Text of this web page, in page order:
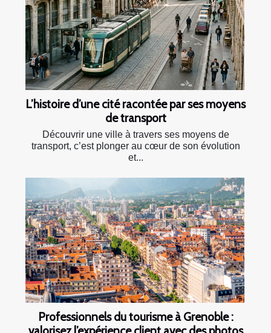
L’histoire d’une cité racontée par ses moyens
de transport
Découvrir une ville à travers ses moyens de
transport, c’est plonger au cœur de son évolution
et...
Professionnels du tourisme à Grenoble :